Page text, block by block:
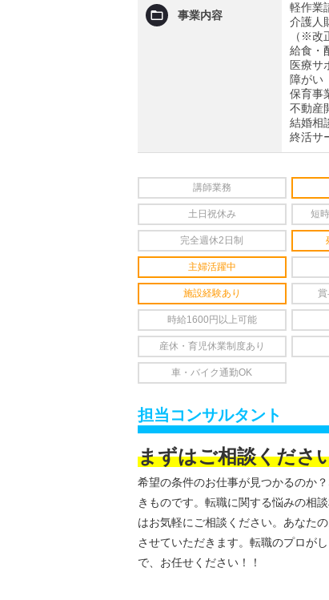
事業内容
軽作業
介護人
（※改
給食・
医療サ
障がい
保育事
不動産
結婚相
終活サ
講師業務
土日祝休み 短
完全週休2日制
主婦活躍中
施設経験あり 賞
時給1600円以上可能
産休・育児休業制度あり
車・バイク通勤OK
担当コンサルタント
まずはご相談くださ
希望の条件のお仕事が見つかるのか
きものです。転職に関する悩みの相
はお気軽にご相談ください。あなた
させていただきます。転職のプロが
で、お任せください！！